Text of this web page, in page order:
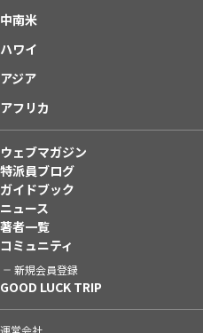
中南米
ハワイ
アジア
アフリカ
ウェブマガジン
特派員ブログ
ガイドブック
ニュース
著者一覧
コミュニティ
新規会員登録
GOOD LUCK TRIP
運営会社